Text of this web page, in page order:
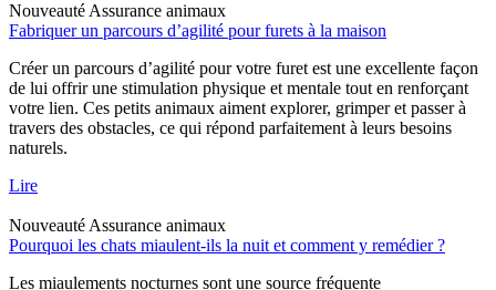
Nouveauté Assurance animaux
Fabriquer un parcours d’agilité pour furets à la maison
Créer un parcours d’agilité pour votre furet est une excellente façon
de lui offrir une stimulation physique et mentale tout en renforçant
votre lien. Ces petits animaux aiment explorer, grimper et passer à
travers des obstacles, ce qui répond parfaitement à leurs besoins
naturels.
Lire
Nouveauté Assurance animaux
Pourquoi les chats miaulent-ils la nuit et comment y remédier ?
Les miaulements nocturnes sont une source fréquente